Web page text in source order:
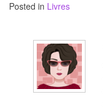
Posted in Livres